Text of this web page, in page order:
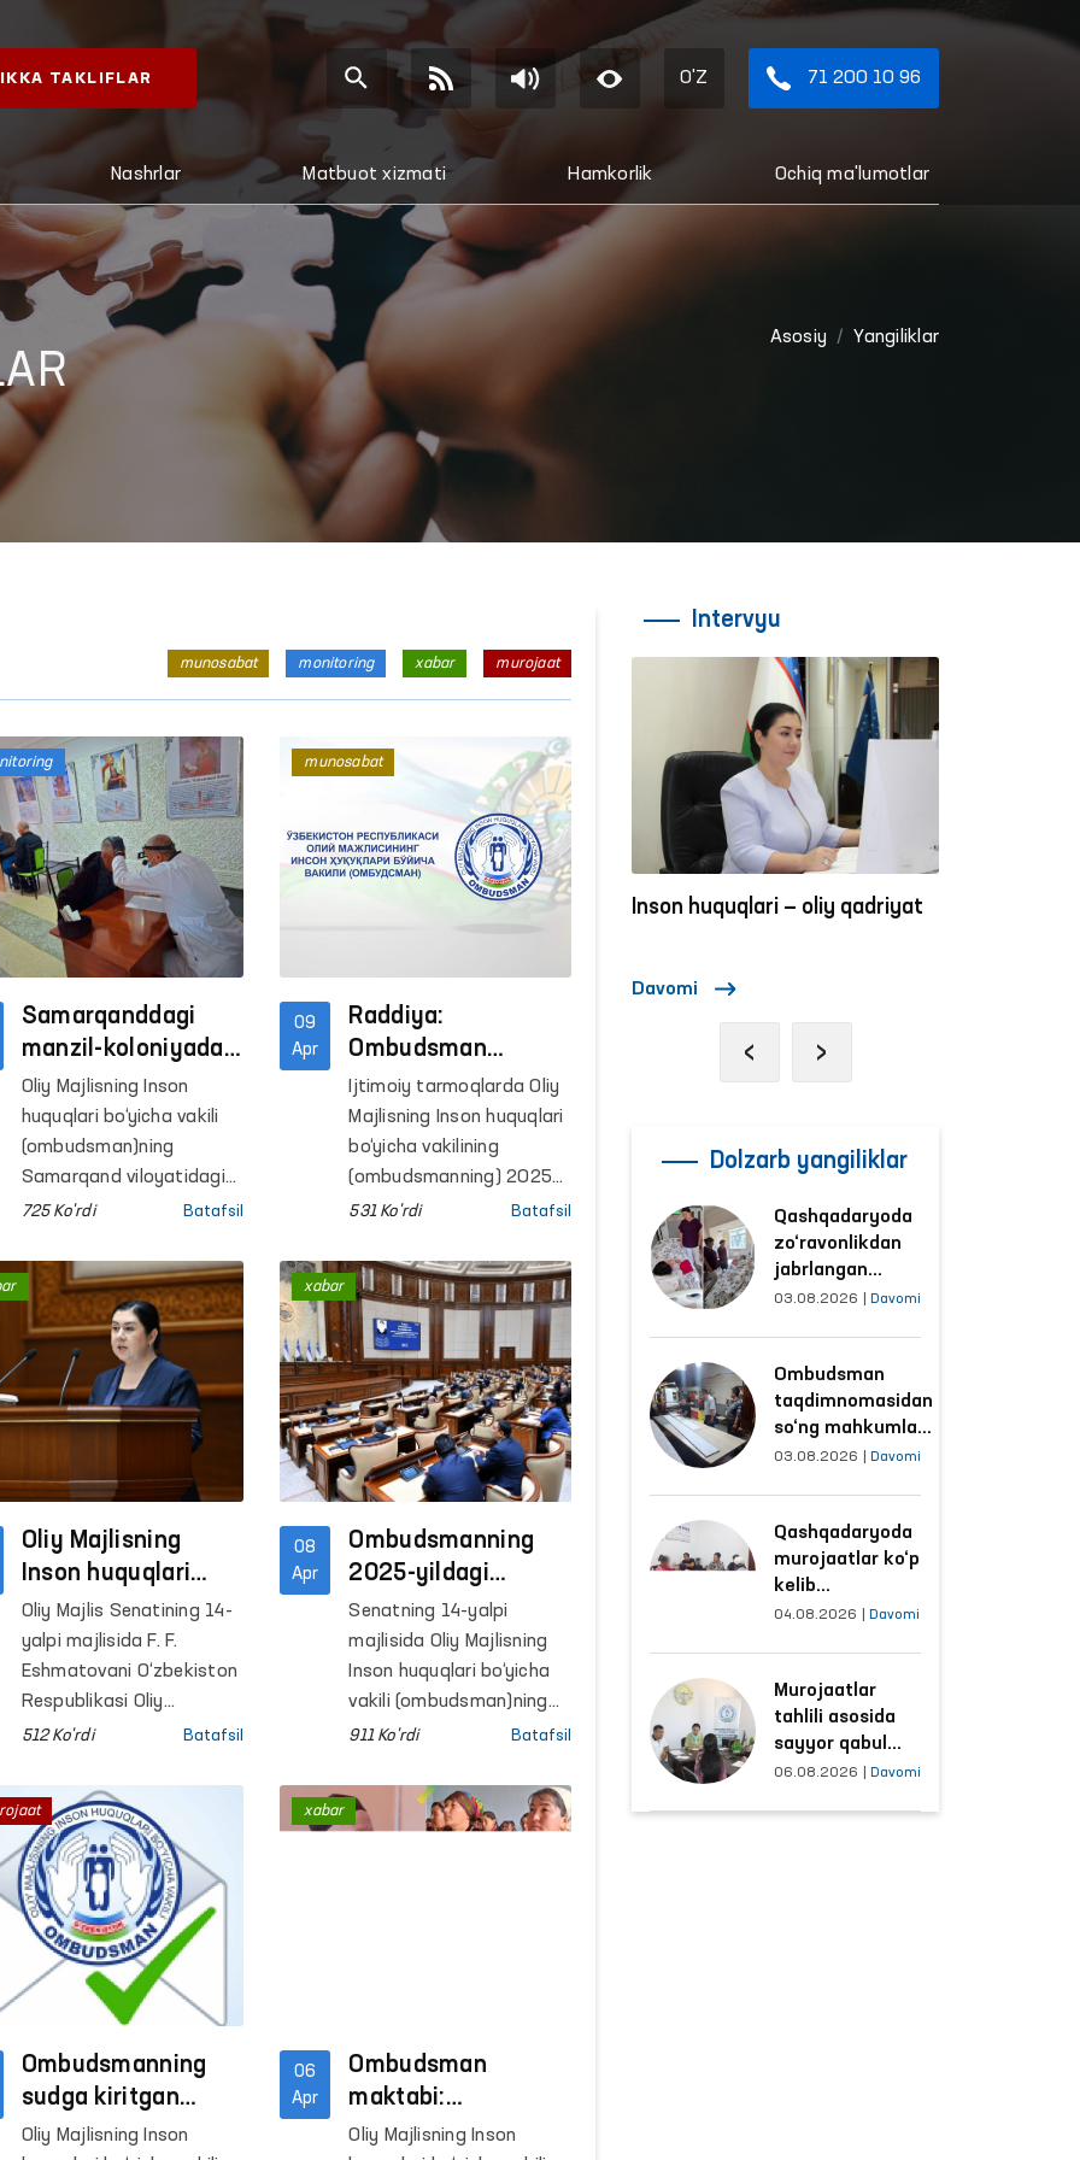
TAKLIFLAR O'Z 71 200 10 96
Nashrlar Matbuot xizmati Hamkorlik Ochiq ma'lumotlar
Asosiy Yangiliklar
munosabat monitoring xabar murojaat
Samarqanddagi
manzil-koloniyada
chuqurlashtirilgan
tibbiy ko‘rik
o‘tkazildi.
Oliy Majlisning Inson
huquqlari bo‘yicha vakili
(ombudsman)ning
Samarqand viloyatidagi
mintaqaviy vakili
viloyat Sog‘liqni saqlash
boshqarmasi bilan
hamkorlikda 38-son
manzil koloniyasida
saqlanayotgan shaxslar
uchun tibbiy ko‘rik tashkil
725 Ko'rdi Batafsil
09
Apr
Raddiya:
Ombudsman
maʼlumotlari talqini
yuzasidan
Ijtimoiy tarmoqlarda Oliy
Majlisning Inson huquqlari
bo‘yicha vakilining
(ombudsmanning) 2025
yilgi faoliyati to‘g‘risidagi
maʼlumotni Oliy sud
axborot resurslaridagi
raqamlar bilan qiyoslash
natijasida noto‘g‘ri
talqinlar yuzaga
kelmoqda.
531 Ko'rdi Batafsil
munosabat
Oliy Majlisning
Inson huquqlari
bo‘yicha vakili
(ombudsman)
saylandi
Oliy Majlis Senatining 14-
yalpi majlisida F. F.
Eshmatovani O‘zbekiston
Respublikasi Oliy
Majlisining Inson huquqlari
(ombudsman) etib
saylash masalasi ko‘rib
chiqildi.
512 Ko'rdi Batafsil
08
Apr
Ombudsmanning
2025-yildagi
faoliyati
to‘g‘risidagi
ma’ruzasi
muhokama qilindi
Senatning 14-yalpi
majlisida Oliy Majlisning
Inson huquqlari bo‘yicha
vakili (ombudsman)ning
2025-yildagi faoliyati
(hisoboti) ko‘rib chiqildi.
911 Ko'rdi Batafsil
xabar
Ombudsmanning
sudga kiritgan
arizasi asosida
Oliy Majlisning Inson
06
Apr
Ombudsman
maktabi:
hududlarda
Oliy Majlisning Inson
xabar
Intervyu
huquqlari — oliy qadriyat Inson huquqlari — oliy qadriyat Inson huquqlari — oliy qadriyat
Davomi
‹ ›
Dolzarb yangiliklar
Qashqadaryoda
zo‘ravonlikdan
jabrlangan
ayolning holati
o‘rganildi
03.08.2026 Davomi
Ombudsman
taqdimnomasidan
so‘ng mahkumlar
mehnat
sharoitlar
yaxshilandi
03.08.2026 Davomi
Qashqadaryoda
murojaatlar ko‘p
kelib
tushayotgan
yo‘lga qo‘yildi
04.08.2026 Davomi
Murojaatlar
tahlili asosida
sayyor qabul
o‘tkaziladigan
06.08.2026 Davomi